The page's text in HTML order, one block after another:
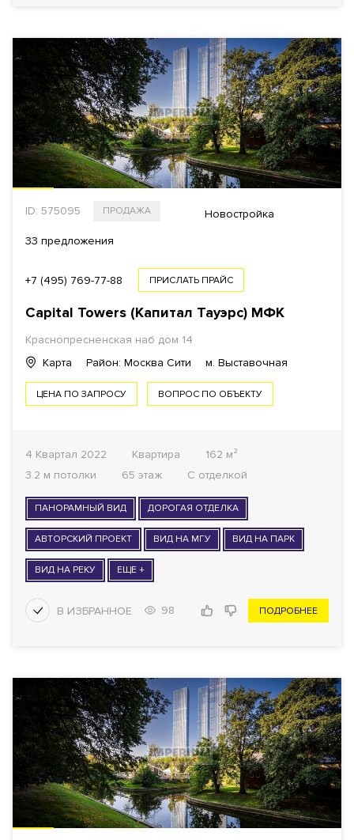
ID: 575095 ПРОДАЖА Новостройка
33 предложения
+7 (495) 769-77-88 ПРИСЛАТЬ ПРАЙС
Capital Towers (Капитал Тауэрс) МФК
Краснопресненская наб дом 14
Карта
Район: Москва Сити м. Выставочная
ЦЕНА ПО ЗАПРОСУ ВОПРОС ПО ОБЪЕКТУ
4 Квартал 2022 Квартира
162 м²
3.2 м потолки
65 этаж С отделкой
ПАНОРАМНЫЙ ВИД ДОРОГАЯ ОТДЕЛКА
АВТОРСКИЙ ПРОЕКТ ВИД НА МГУ ВИД НА ПАРК
ВИД НА РЕКУ ЕЩЕ +
98 ПОДРОБНЕЕ